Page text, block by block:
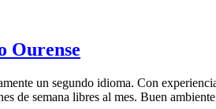
Ourense
un segundo idioma. Con
de semana libres al mes. Buen